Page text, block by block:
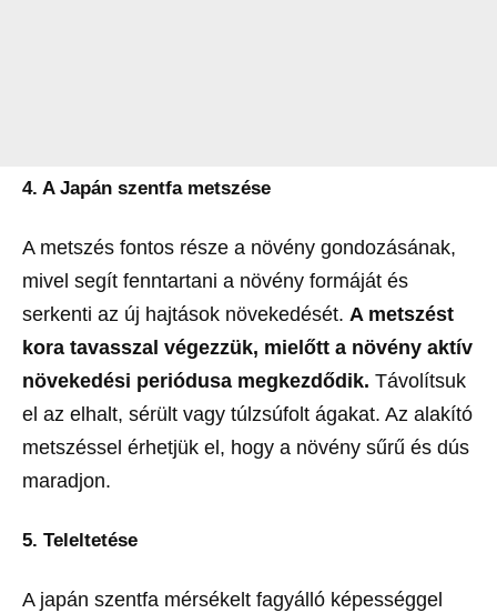
4. A Japán szentfa metszése
A metszés fontos része a növény gondozásának,
mivel segít fenntartani a növény formáját és
serkenti az új hajtások növekedését. A metszést
kora tavasszal végezzük, mielőtt a növény aktív
növekedési periódusa megkezdődik. Távolítsuk
el az elhalt, sérült vagy túlzsúfolt ágakat. Az alakító
metszéssel érhetjük el, hogy a növény sűrű és dús
maradjon.
5. Teleltetése
A japán szentfa mérsékelt fagyálló képességgel